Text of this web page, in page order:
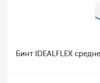
Бинт IDEALFLEX